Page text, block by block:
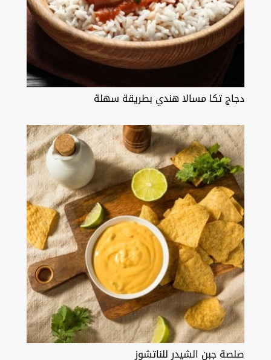
دجاج تكا مسالا هندي بطريقة سهلة
صلصة جبن الشيدر للناتشوز